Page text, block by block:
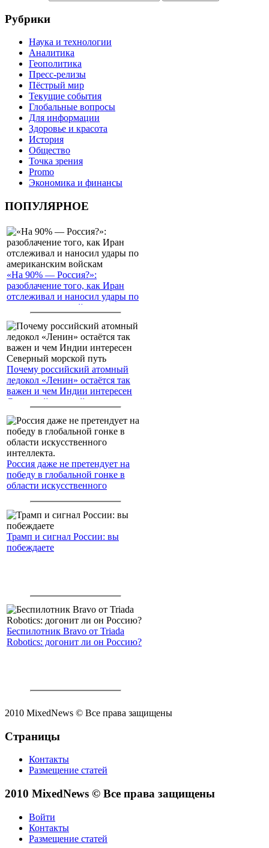
Рубрики
Наука и технологии
Аналитика
Геополитика
Пресс-релизы
Пёстрый мир
Текущие события
Глобальные вопросы
Для информации
Здоровье и красота
История
Общество
Точка зрения
Promo
Экономика и финансы
ПОПУЛЯРНОЕ
«На 90% — Россия?»:
разоблачение того, как Иран
отслеживал и наносил удары по
американским войскам
Почему российский атомный
ледокол «Ленин» остаётся так
важен и чем Индии интересен
Северный морской путь
Россия даже не претендует на
победу в глобальной гонке в
области искусственного
Трамп и сигнал России: вы
побеждаете
Беспилотник Bravo от Triada
Robotics: догонит ли он Россию?
2010 MixedNews © Все права защищены
Страницы
Контакты
Размещение статей
2010 MixedNews © Все права защищены
Войти
Контакты
Размещение статей